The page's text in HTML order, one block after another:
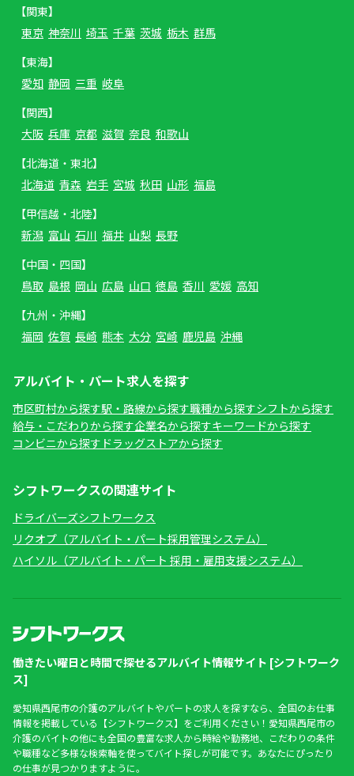
【関東】
東京 神奈川 埼玉 千葉 茨城 栃木 群馬
【東海】
愛知 静岡 三重 岐阜
【関西】
大阪 兵庫 京都 滋賀 奈良 和歌山
【北海道・東北】
北海道 青森 岩手 宮城 秋田 山形 福島
【甲信越・北陸】
新潟 富山 石川 福井 山梨 長野
【中国・四国】
鳥取 島根 岡山 広島 山口 徳島 香川 愛媛 高知
【九州・沖縄】
福岡 佐賀 長崎 熊本 大分 宮崎 鹿児島 沖縄
アルバイト・パート求人を探す
市区町村から探す駅・路線から探す職種から探すシフトから探す
給与・こだわりから探す企業名から探すキーワードから探す
コンビニから探す ドラッグストアから探す
シフトワークスの関連サイト
ドライバーズシフトワークス
リクオプ（アルバイト・パート採用管理システム）
ハイソル（アルバイト・パート 採用・雇用支援システム）
働きたい曜日と時間で探せるアルバイト情報サイト [シフトワーク
ス]
愛知県西尾市の介護のアルバイトやパートの求人を探すなら、全国のお仕事
情報を掲載している【シフトワークス】をご利用ください！愛知県西尾市の
介護のバイトの他にも全国の豊富な求人から時給や勤務地、こだわりの条件
や職種など多様な検索軸を使ってバイト探しが可能です。あなたにぴったり
の仕事が見つかりますように。